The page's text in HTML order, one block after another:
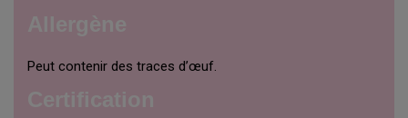
Peut contenir des traces d’œuf.